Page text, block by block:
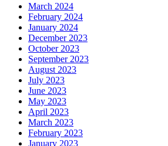
March 2024
February 2024
January 2024
December 2023
October 2023
September 2023
August 2023
July 2023
June 2023
May 2023
April 2023
March 2023
February 2023
January 2023